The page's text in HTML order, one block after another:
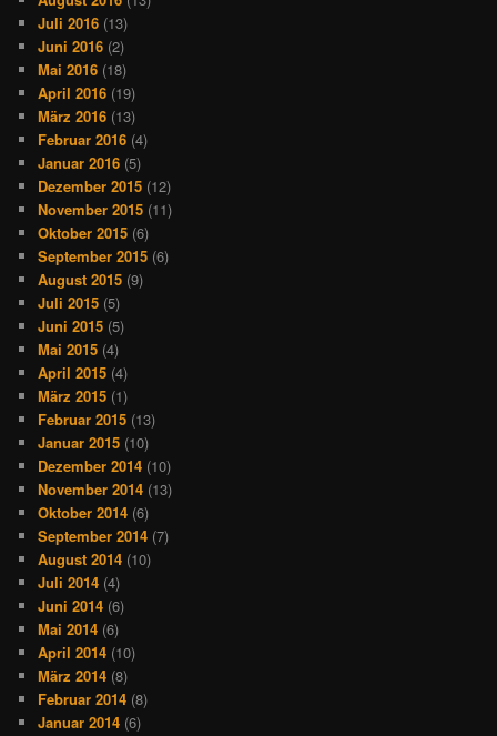
Juli 2016 (13)
Juni 2016 (2)
Mai 2016 (18)
April 2016 (19)
März 2016 (13)
Februar 2016 (4)
Januar 2016 (5)
Dezember 2015 (12)
November 2015 (11)
Oktober 2015 (6)
September 2015 (6)
August 2015 (9)
Juli 2015 (5)
Juni 2015 (5)
Mai 2015 (4)
April 2015 (4)
März 2015 (1)
Februar 2015 (13)
Januar 2015 (10)
Dezember 2014 (10)
November 2014 (13)
Oktober 2014 (6)
September 2014 (7)
August 2014 (10)
Juli 2014 (4)
Juni 2014 (6)
Mai 2014 (6)
April 2014 (10)
März 2014 (8)
Februar 2014 (8)
Januar 2014 (6)